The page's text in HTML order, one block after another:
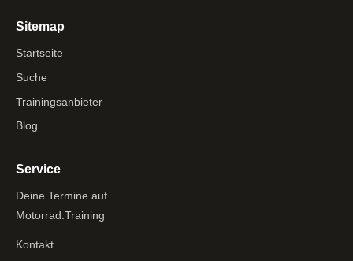
Sitemap
Startseite
Suche
Trainingsanbieter
Blog
Service
Deine Termine auf
Motorrad.Training
Kontakt